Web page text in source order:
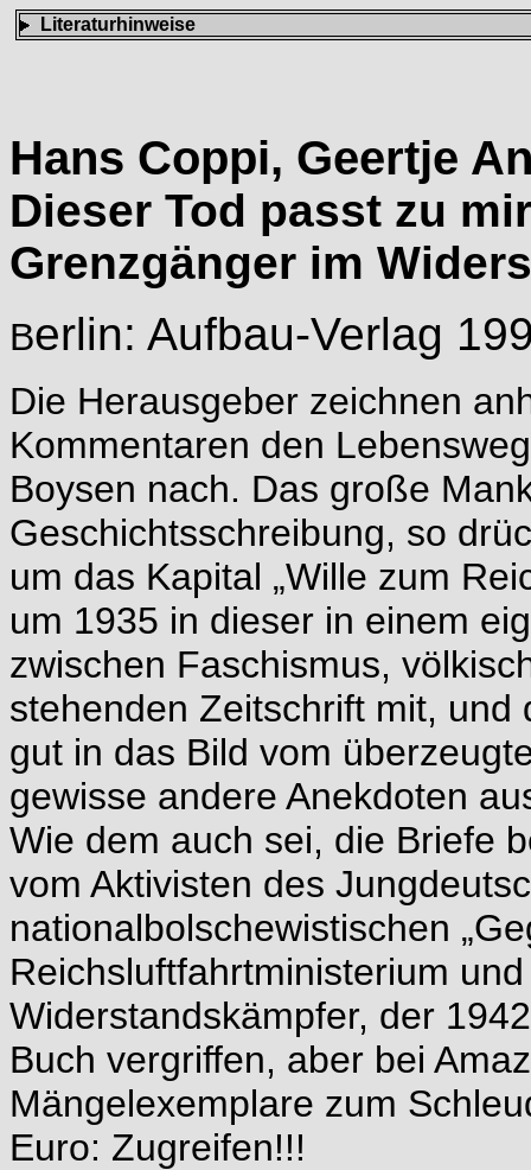
Literaturhinweise
Hans Coppi, Geertje
Dieser Tod passt zu
Grenzgänger im
Berlin: Aufbau-Verlag
Die Herausgeber zeichnen
Kommentaren den
Boysen nach. Das große
Geschichtsschreibung, so
um das Kapital „Wille zum
um 1935 in dieser in einem
zwischen Faschismus,
stehenden Zeitschrift mit,
gut in das Bild vom
gewisse andere Anekdoten
Wie dem auch sei, die Briefe
vom Aktivisten des
nationalbolschewistischen
Reichsluftfahrtministerium
Widerstandskämpfer, der
Buch vergriffen, aber bei
Mängelexemplare zum
Euro: Zugreifen!!!